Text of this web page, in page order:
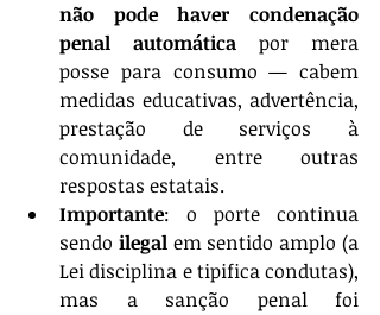
não pode haver condenação
penal automática por mera
posse para consumo — cabem
medidas educativas, advertência,
prestação de serviços à
comunidade, entre outras
respostas estatais.
Importante: o porte continua
sendo ilegal em sentido amplo (a
Lei disciplina e tipifica condutas),
mas a sanção penal foi